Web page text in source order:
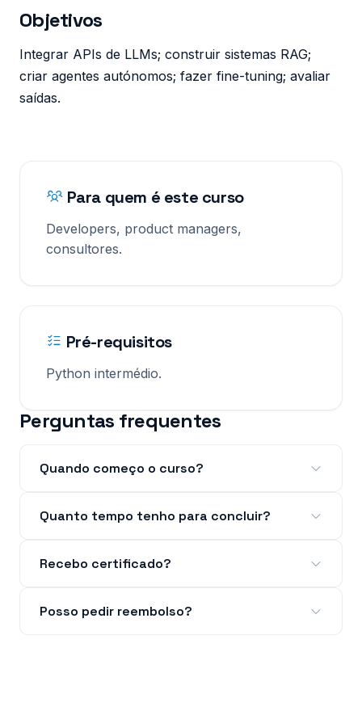
Objetivos
Integrar APIs de LLMs; construir sistemas RAG;
criar agentes autónomos; fazer fine-tuning; avaliar
saídas.
Para quem é este curso
Developers, product managers,
consultores.
Pré-requisitos
Python intermédio.
Perguntas frequentes
Quando começo o curso?
Quanto tempo tenho para concluir?
Recebo certificado?
Posso pedir reembolso?